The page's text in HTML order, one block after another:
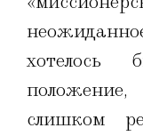
хотелось
слишком